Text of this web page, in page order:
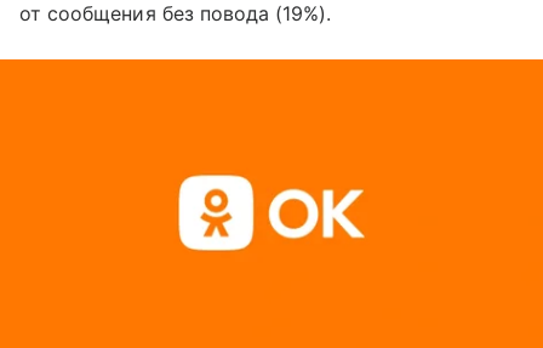
от сообщения без повода (19%).